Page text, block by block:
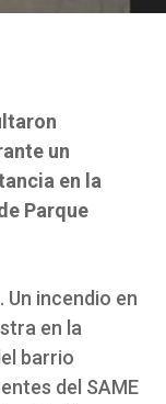
un
en la
Parque
Un incendio en
en la
barrio
del SAME